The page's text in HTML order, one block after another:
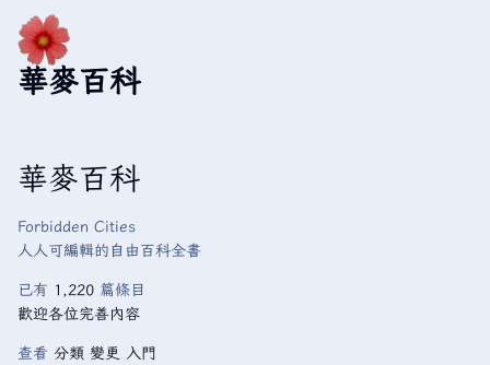
華麥百科
華麥百科
Forbidden Cities
人人可編輯的自由百科全書
已有 1,220 篇條目
歡迎各位完善內容
查看 分類 變更 入門